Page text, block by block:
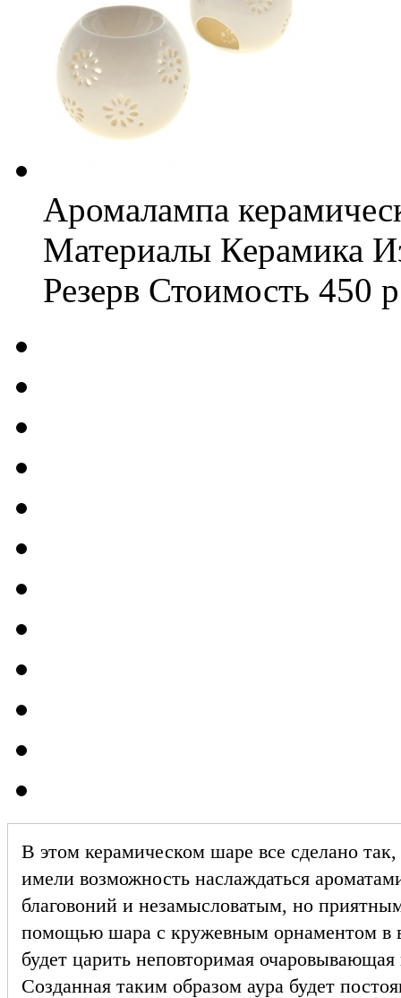
Аромалампа
Материалы Керамика
Резерв Стоимость 450
В этом керамическом шаре все сделано
имели возможность наслаждаться
благовоний и незамысловатым, но
помощью шара с кружевным орнаментом в
будет царить неповторимая
Созданная таким образом аура будет